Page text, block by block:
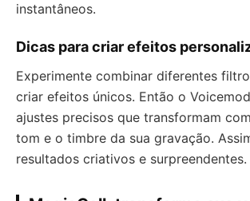
instantâneos.
Dicas para criar efeitos
Experimente combinar diferentes
criar efeitos únicos. Então o
ajustes precisos que transformam
tom e o timbre da sua gravação.
resultados criativos e surpreendentes.